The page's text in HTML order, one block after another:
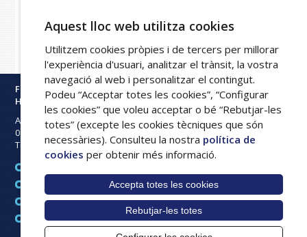
Fundació Privada
Hospital Asil de Granollers
Avinguda Francesc Ribas s/n
08402
Granollers
Tel:
93 842 50 00
Política de cookies
Intranet
Aquest lloc web utilitza cookies
Utilitzem cookies pròpies i de tercers per millorar
l'experiència d'usuari, analitzar el trànsit, la vostra
navegació al web i personalitzar el contingut.
Podeu “Acceptar totes les cookies”, “Configurar
les cookies” que voleu acceptar o bé “Rebutjar-les
totes” (excepte les cookies tècniques que són
necessàries). Consulteu la nostra política de
cookies per obtenir més informació.
Accepta totes les cookies
Rebutjar-les totes